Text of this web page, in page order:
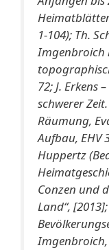
Heimatblätter
1-104); Th.
Imgenbroich
72; J. Erkens
schwerer
Räumung,
Aufbau, EHV
Huppertz
Conzen und
Land“,
Imgenbroich,